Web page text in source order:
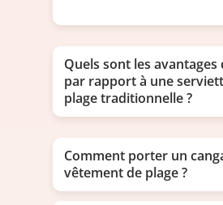
Quels sont les avantages
par rapport à une
plage traditionnelle ?
Comment porter un
vêtement de plage ?